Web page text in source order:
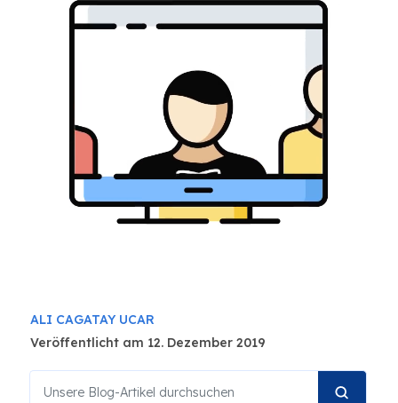
ALI CAGATAY UCAR
Veröffentlicht am 12. Dezember 2019